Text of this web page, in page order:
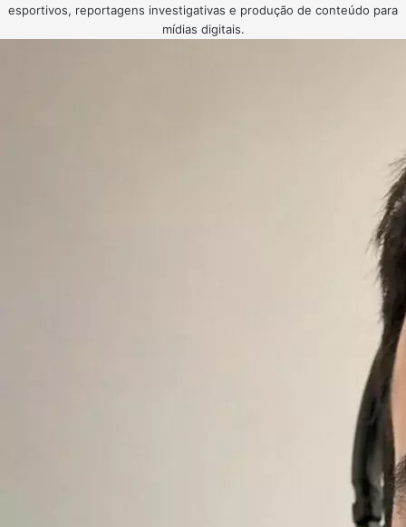
esportivos, reportagens investigativas e produção de conteúdo para
mídias digitais.